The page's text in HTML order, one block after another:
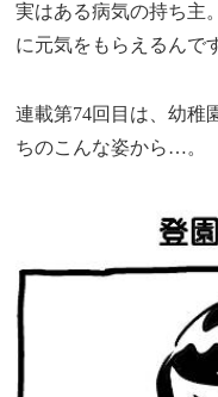
実はある病気の持ち主
に元気をもらえるんで
連載第74回目は、幼稚
ちのこんな姿から…。